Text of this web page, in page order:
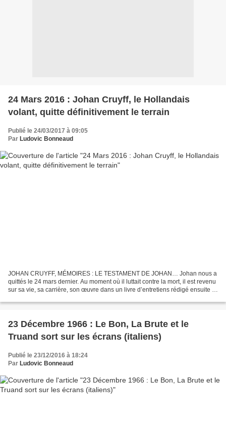
24 Mars 2016 : Johan Cruyff, le Hollandais
volant, quitte définitivement le terrain
Publié le 24/03/2017 à 09:05
Par Ludovic Bonneaud
JOHAN CRUYFF, MÉMOIRES : LE TESTAMENT DE JOHAN… Johan nous a
quittés le 24 mars dernier. Au moment où il luttait contre la mort, il est revenu
sur sa vie, sa carrière, son œuvre dans un livre d’entretiens rédigé ensuite à
23 Décembre 1966 : Le Bon, La Brute et le
Truand sort sur les écrans (italiens)
Publié le 23/12/2016 à 18:24
Par Ludovic Bonneaud